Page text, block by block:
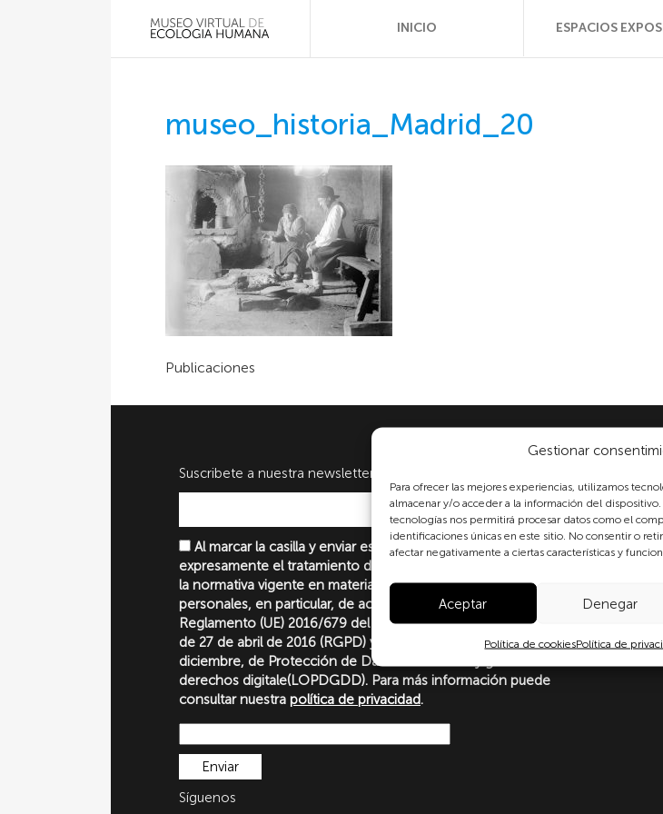
Gestionar
Para ofrecer las mejores experiencias, utilizamos
almacenar y/o acceder a la información del
tecnologías nos permitirá procesar datos como el
identificaciones únicas en este sitio. No consentir o
afectar negativamente a ciertas características y
Aceptar Denegar
Política de cookiesPolítica de
INICIO ESPACIOS
museo_historia_Madrid_20
Publicaciones
Suscribete a nuestra newsletter
Al marcar la casilla y enviar este formulario, usted consiente
expresamente el tratamiento de sus datos personales conforme a
la normativa vigente en materia de protección de datos
personales, en particular, de acuerdo con lo dispuesto en el
Reglamento (UE) 2016/679 del Parlamento Europeo y del Consejo
de 27 de abril de 2016 (RGPD) y la Ley Orgánica 3/2018, de 5 de
diciembre, de Protección de Datos Personales y garantía de los
derechos digitale(LOPDGDD). Para más información puede
consultar nuestra política de privacidad.
Síguenos